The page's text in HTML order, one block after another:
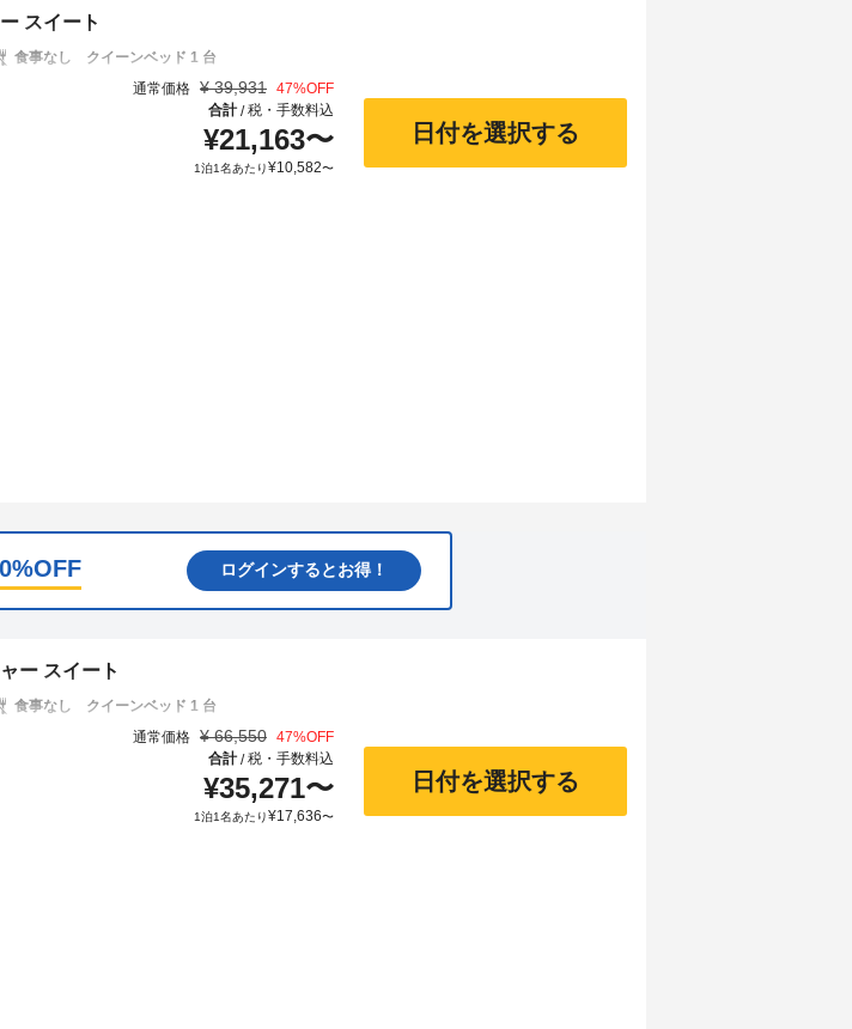
スイート
食事なし
クイーンベッド 1 台
通常価格 ¥ 39,931 47%OFF
合計/税・手数料込
¥21,163〜
1泊1名あたり¥10,582〜
日付を選択する
%OFF ログインするとお得！
ー スイート
食事なし
クイーンベッド 1 台
通常価格 ¥ 66,550 47%OFF
合計/税・手数料込
¥35,271〜
1泊1名あたり¥17,636〜
日付を選択する